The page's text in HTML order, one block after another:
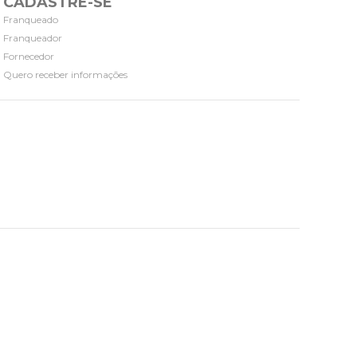
Franqueado
Franqueador
Fornecedor
Quero receber informações